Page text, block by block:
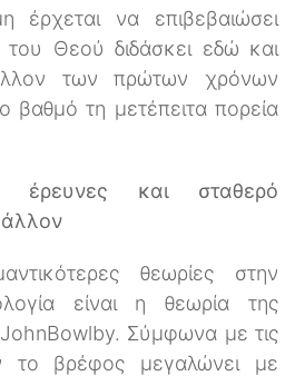
έρχεται να επιβεβαιώσει
Θεού διδάσκει εδώ και
των πρώτων χρόνων
βαθμό τη μετέπειτα πορεία
έρευνες και σταθερό
θεωρίες στην
είναι η θεωρία της
Σύμφωνα με τις
το βρέφος μεγαλώνει με